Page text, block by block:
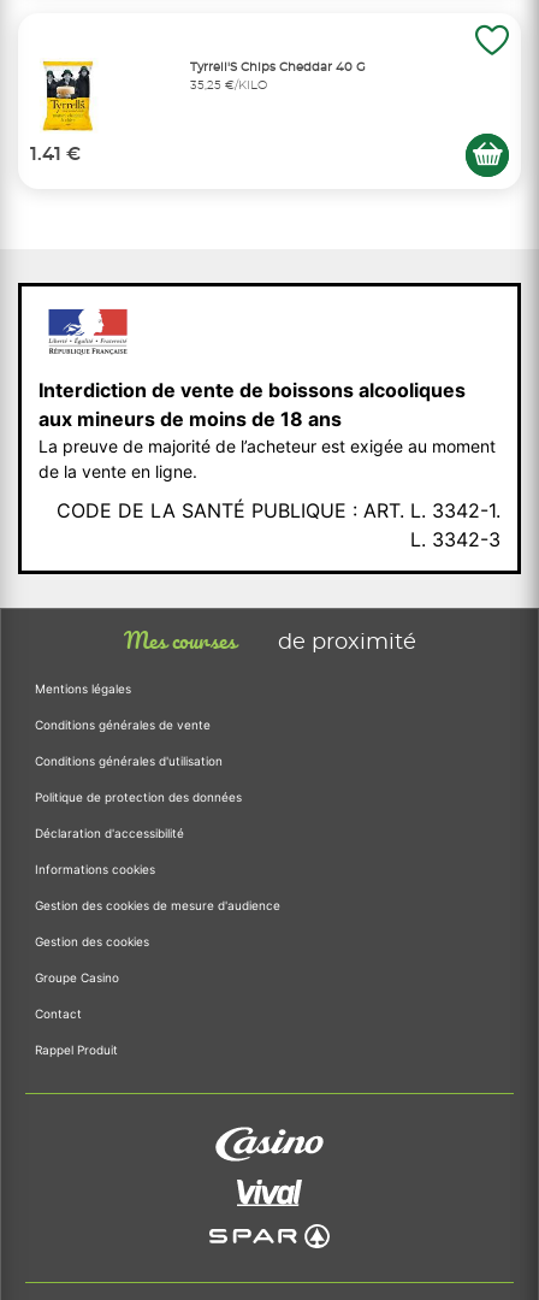
Tyrrell'S Chips Cheddar 40 G
35,25 €/KILO
1.41 €
Interdiction de vente de boissons alcooliques
aux mineurs de moins de 18 ans
La preuve de majorité de l’acheteur est exigée au moment
de la vente en ligne.
CODE DE LA SANTÉ PUBLIQUE : ART. L. 3342-1.
L. 3342-3
Mes courses de proximité
Mentions légales
Conditions générales de vente
Conditions générales d'utilisation
Politique de protection des données
Déclaration d'accessibilité
Informations cookies
Gestion des cookies de mesure d'audience
Gestion des cookies
Groupe Casino
Contact
Rappel Produit